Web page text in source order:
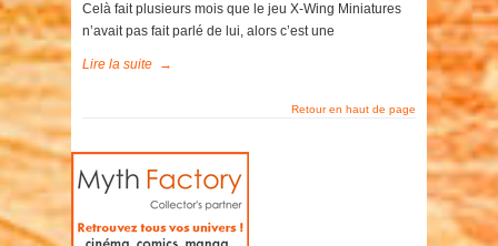
Celà fait plusieurs mois que le jeu X-Wing Miniatures
n’avait pas fait parlé de lui, alors c’est une
Lire la suite →
Retour en haut de page